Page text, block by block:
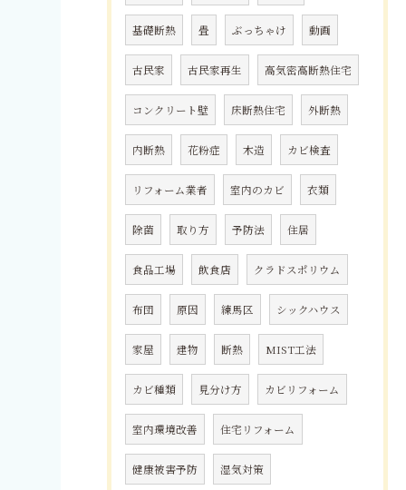
基礎断熱 畳 ぶっちゃけ 動画
古民家 古民家再生 高気密高断熱住宅
コンクリート壁 床断熱住宅 外断熱
内断熱 花粉症 木造 カビ検査
リフォーム業者 室内のカビ 衣類
除菌 取り方 予防法 住居
食品工場 飲食店 クラドスポリウム
布団 原因 練馬区 シックハウス
家屋 建物 断熱 MIST工法
カビ種類 見分け方 カビリフォーム
室内環境改善 住宅リフォーム
健康被害予防 湿気対策